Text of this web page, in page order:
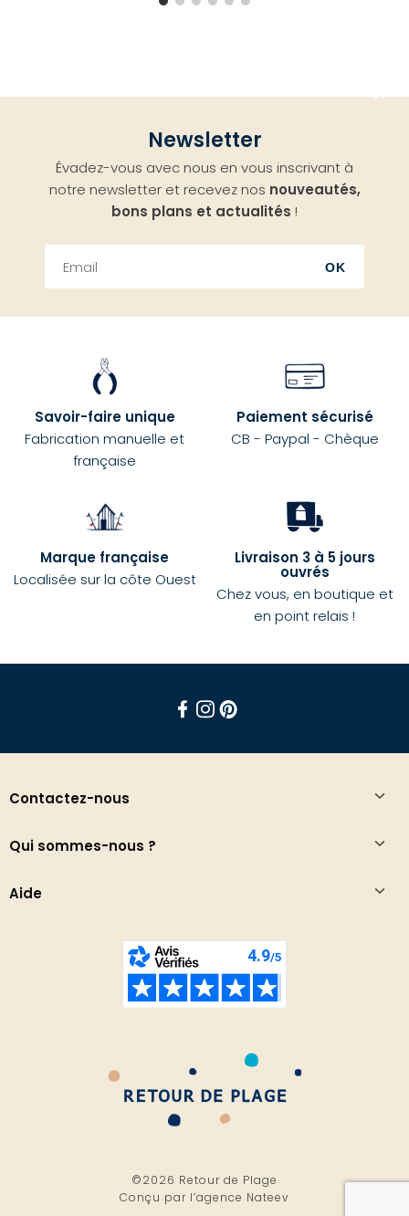
Newsletter
Évadez-vous avec nous en vous inscrivant à
notre newsletter et recevez nos nouveautés,
bons plans et actualités !
OK
Savoir-faire unique
Fabrication manuelle et
française
Paiement sécurisé
CB - Paypal - Chèque
Marque française
Localisée sur la côte Ouest
Livraison 3 à 5 jours
ouvrés
Chez vous, en boutique et
en point relais !
Contactez-nous
Qui sommes-nous ?
Aide
©2026 Retour de Plage
Conçu par l’agence Nateev